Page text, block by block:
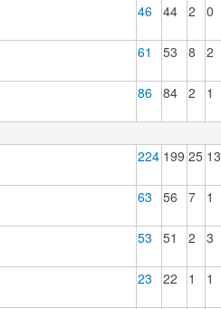
46 44 2 0
61 53 8 2
86 84 2 1
224 199 25 13
63 56 7 1
53 51 2 3
23 22 1 1